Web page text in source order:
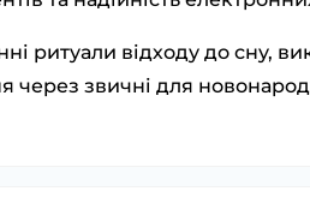
ритуали відходу до сну,
через звичні для